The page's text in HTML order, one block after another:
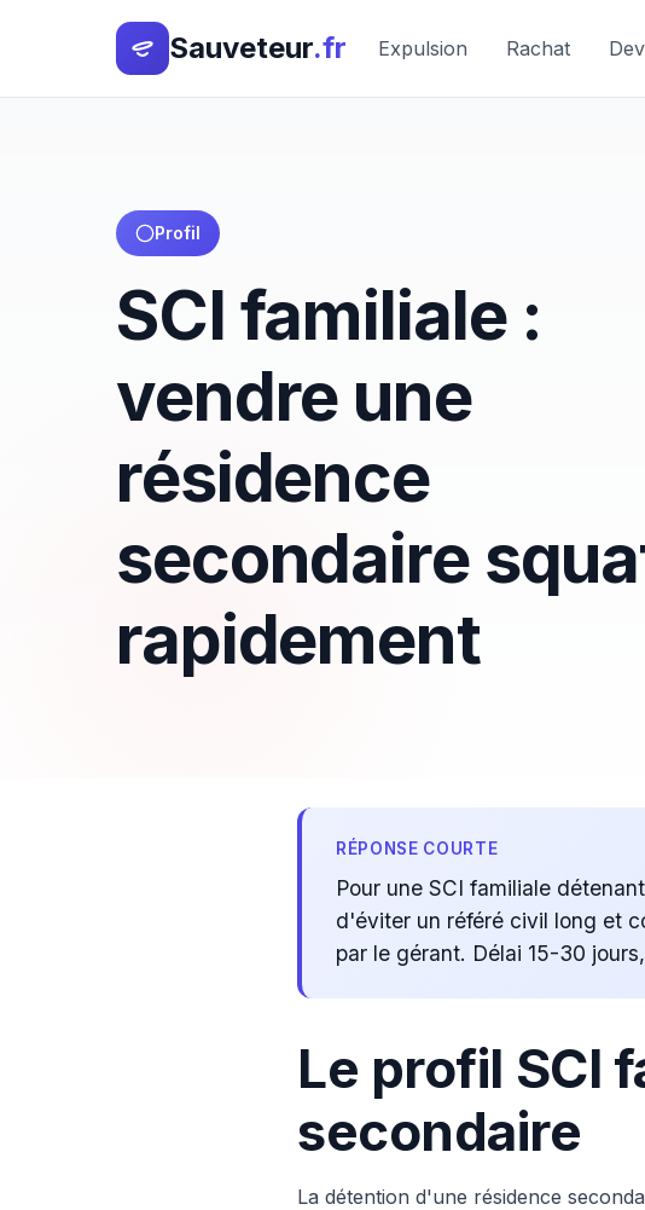
Sauveteur.fr Expulsion Rachat
Profil
SCI familiale :
vendre une
résidence
secondaire
rapidement
RÉPONSE COURTE
Pour une SCI familiale
d'éviter un référé civil long et
par le gérant. Délai 15-30
Le profil SCI
secondaire
La détention d'une résidence